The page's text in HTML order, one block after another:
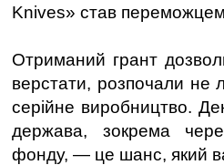
Knives» став
Отриманий грант
верстати, розпочали не
серійне виробництво.
держава, зокрема
фонду, — це шанс, який